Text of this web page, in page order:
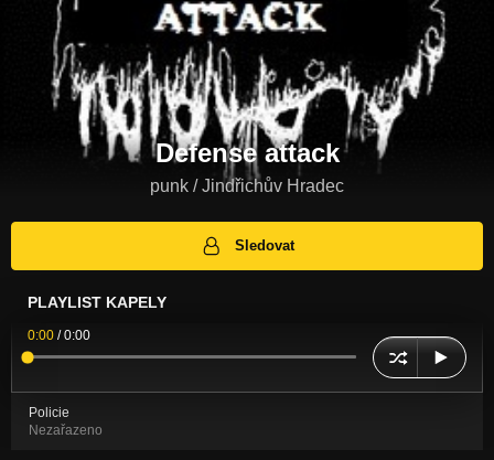
Defense attack
punk / Jindřichův Hradec
Sledovat
PLAYLIST KAPELY
0:00 /0:00
Policie
Nezařazeno